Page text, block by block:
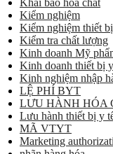
Kiểm nghiệm
Kiểm nghiệm thiết
Kiểm tra chất lượng
Kinh doanh Mỹ
Kinh doanh thiết bị
Kinh nghiệm nhập
LỆ PHÍ BYT
LƯU HÀNH HÓA
Lưu hành thiết bị y
MÃ VTYT
Marketing